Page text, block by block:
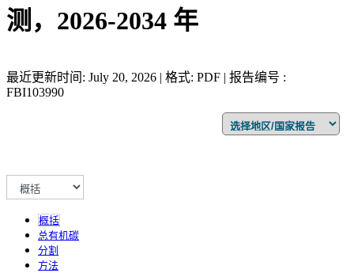
测，2026-2034 年
最近更新时间: July 20, 2026 | 格式: PDF | 报告编号 :
FBI103990
概括
总有机碳
分割
方法